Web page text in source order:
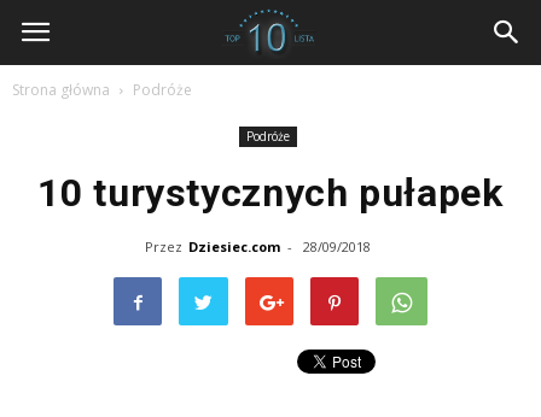
dziesiec.com
Strona główna Podróże
Podróże
10 turystycznych pułapek
Przez Dziesiec.com - 28/09/2018